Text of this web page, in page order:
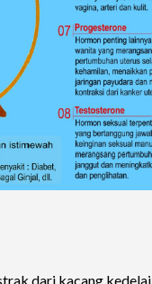
dari kacang kedelai